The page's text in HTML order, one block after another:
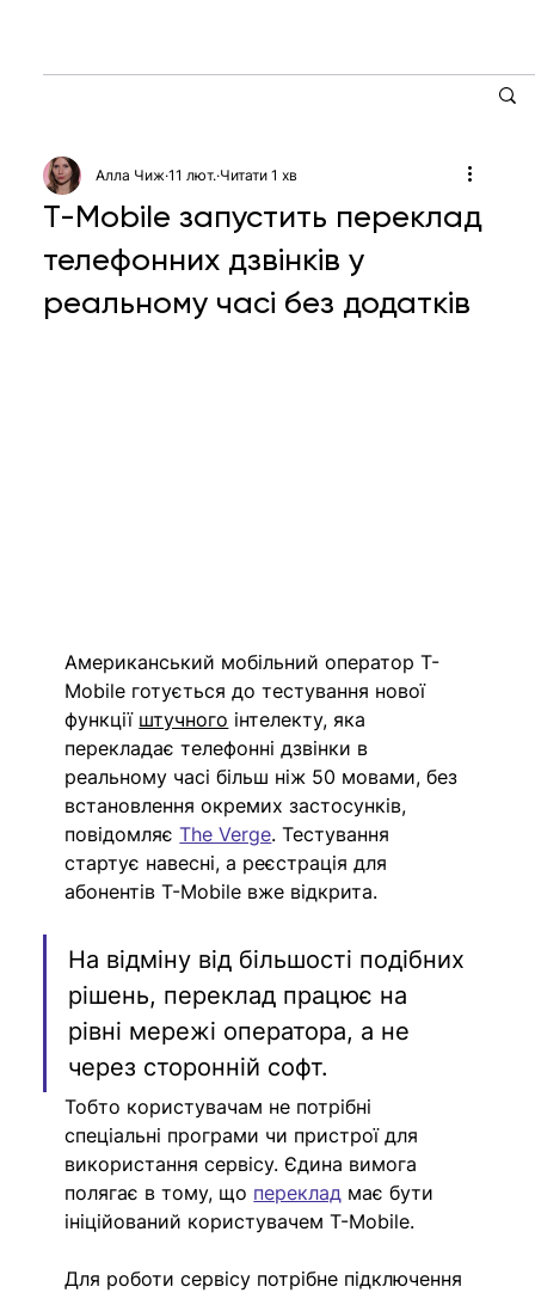
T-Mobile запустить переклад
телефонних дзвінків у
реальному часі без додатків
Алла Чиж 11 лют. Читати 1 хв
Американський мобільний оператор T-
Mobile готується до тестування нової
функції штучного інтелекту, яка
перекладає телефонні дзвінки в
реальному часі більш ніж 50 мовами, без
встановлення окремих застосунків,
повідомляє The Verge. Тестування
стартує навесні, а реєстрація для
абонентів T-Mobile вже відкрита.
На відміну від більшості подібних
рішень, переклад працює на
рівні мережі оператора, а не
через сторонній софт.
Тобто користувачам не потрібні
спеціальні програми чи пристрої для
використання сервісу. Єдина вимога
полягає в тому, що переклад має бути
ініційований користувачем T-Mobile.
Для роботи сервісу потрібне підключення